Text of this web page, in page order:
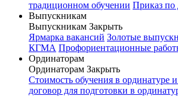
традиционном обучении Приказ по
Выпускникам
Выпускникам Закрыть
Ярмарка вакансий Золотые
КГМА Профориентационные
Ординаторам
Ординаторам Закрыть
Стоимость обучения в ординатуре
договор для подготовки в